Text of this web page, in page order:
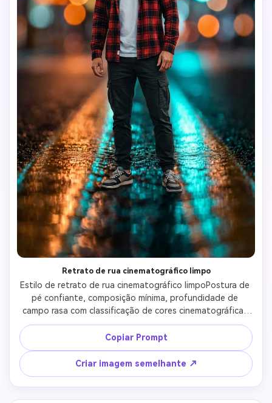
Retrato de rua cinematográfico limpo
Estilo de retrato de rua cinematográfico limpoPostura de
pé confiante, composição mínima, profundidade de
campo rasa com classificação de cores cinematográficas
equilibradas e foco nítido do sujeito.
Copiar Prompt
Criar imagem semelhante ↗